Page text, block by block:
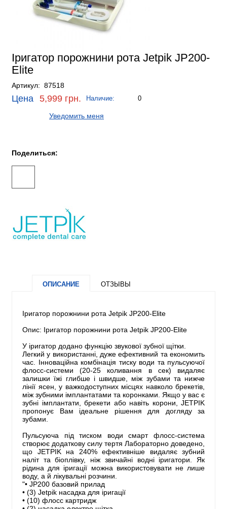
Іригатор порожнини рота Jetpik JP200-
Elite
Артикул: 87518
Цена 5,999 грн. Наличие: 0
Уведомить меня
Поделиться:
ОПИСАНИЕ ОТЗЫВЫ
Іригатор порожнини рота Jetpik JP200-Elite
Опис: Іригатор порожнини рота Jetpik JP200-Elite
У іригатор додано функцію звукової зубної щітки.
Легкий у використанні, дуже ефективний та економить
час. Інноваційна комбінація тиску води та пульсуючої
флосс-системи (20-25 коливання в сек) видаляє
залишки їжі глибше і швидше, між зубами та нижче
лінії ясен, у важкодоступних місцях навколо брекетів,
між зубними імплантатами та коронками. Якщо у вас є
зубні імплантати, брекети або навіть корони, JETPIK
пропонує Вам ідеальне рішення для догляду за
зубами.
Пульсуюча під тиском води смарт флосс-система
створює додаткову силу тертя Лабораторно доведено,
що JETPIK на 240% ефективніше видаляє зубний
наліт та біоплівку, ніж звичайні водні іригатори. Як
рідина для іригації можна використовувати не лише
воду, а й лікувальні розчини.
"• JP200 базовий прилад
• (3) Jetpik насадка для іригації
• (10) флосс картридж